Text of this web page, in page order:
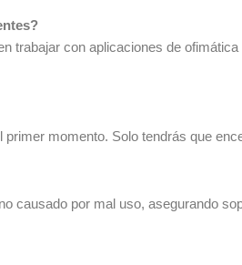
trabajar con aplicaciones de
momento. Solo tendrás que
causado por mal uso, asegurando